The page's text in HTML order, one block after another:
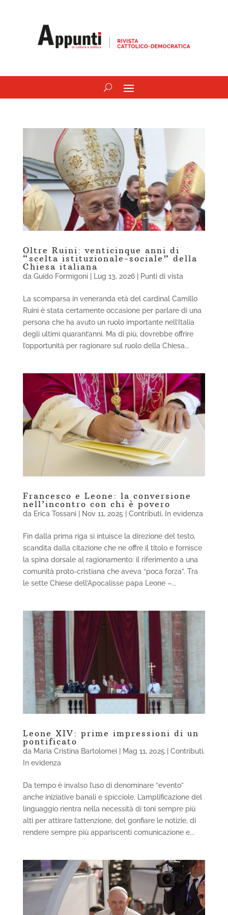
Oltre Ruini: venticinque anni di
“scelta istituzionale-sociale” della
Chiesa italiana
da Guido Formigoni| Lug 13, 2026| Punti di vista
La scomparsa in veneranda età del cardinal Camillo
Ruini è stata certamente occasione per parlare di una
persona che ha avuto un ruolo importante nell’Italia
degli ultimi quarant’anni. Ma di più, dovrebbe offrire
l’opportunità per ragionare sul ruolo della Chiesa...
Francesco e Leone: la conversione
nell’incontro con chi è povero
da Erica Tossani| Nov 11, 2025 Contributi, In evidenza
Fin dalla prima riga si intuisce la direzione del testo,
scandita dalla citazione che ne offre il titolo e fornisce
la spina dorsale al ragionamento: il riferimento a una
comunità proto-cristiana che aveva “poca forza”. Tra
le sette Chiese dell’Apocalisse papa Leone –...
Leone XIV: prime impressioni di un
pontificato
da Maria Cristina Bartolomei| Mag 11, 2025 | Contributi,
In evidenza
Da tempo è invalso l’uso di denominare “evento”
anche iniziative banali e spicciole. L’amplificazione del
linguaggio rientra nella necessità di toni sempre più
alti per attirare l’attenzione, del gonfiare le notizie, di
rendere sempre più appariscenti comunicazione e...